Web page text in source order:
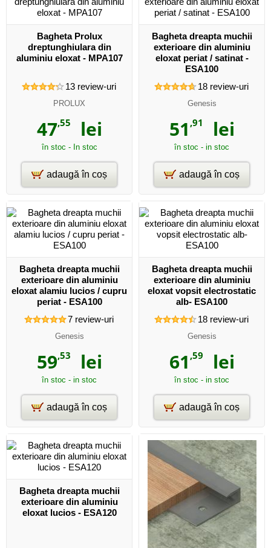
Bagheta Prolux
dreptunghiulara din
aluminiu eloxat - MPA107
13review-uri
PROLUX
47,55 lei
în stoc - In stoc
adaugă în coș
Bagheta dreapta muchii
exterioare din aluminiu
eloxat periat / satinat -
ESA100
18review-uri
Genesis
51 ,91 lei
în stoc - in stoc
adaugă în coș
Bagheta dreapta muchii
exterioare din aluminiu
eloxat alamiu lucios / cupru
periat - ESA100
7review-uri
Genesis
59,53 lei
în stoc - in stoc
adaugă în coș
Bagheta dreapta muchii
exterioare din aluminiu
eloxat vopsit electrostatic
alb- ESA100
18review-uri
Genesis
61 ,59 lei
în stoc - in stoc
adaugă în coș
Bagheta dreapta muchii
exterioare din aluminiu
eloxat lucios - ESA120